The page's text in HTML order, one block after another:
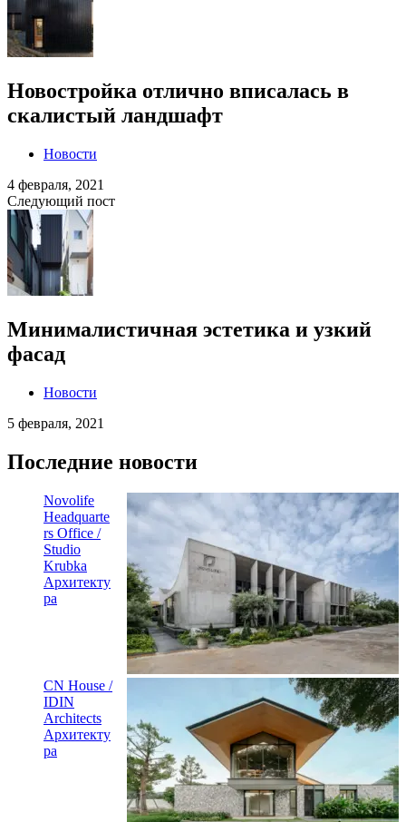
Новостройка отлично вписалась в
скалистый ландшафт
Новости
4 февраля, 2021
Следующий пост
Минималистичная эстетика и узкий
фасад
Новости
5 февраля, 2021
Последние новости
Novolife
Headquarte
rs Office /
Studio
Krubka
Архитекту
ра
CN House /
IDIN
Architects
Архитекту
ра